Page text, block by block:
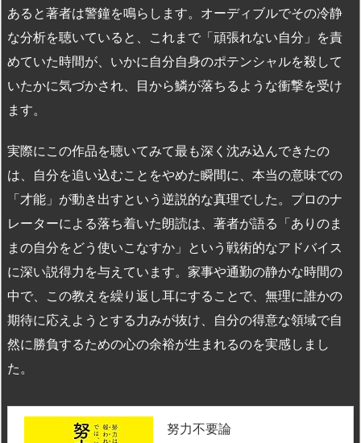
あると著者は警鐘を鳴らします。オーディブルでその冷静
な分析を聴いていると、これまで「頑張れない自分」を責
めていた時間が、いかに自分自身のポテンシャルを殺して
いたかに気づかされ、目から鱗が落ちるような衝撃を受け
ます。
実際にこの作品を聴いてみて最も深く沈み込んできたの
は、自分を追い込むことをやめた瞬間に、本当の意味での
「才能」が動き出すという逆説的な真理でした。プロのナ
レーターによる落ち着いた朗読は、著者が語る「ありのま
まの自分をどう使いこなすか」という戦術的なアドバイス
に深い説得力を与えています。家事や通勤の静かな時間の
中で、この教えを繰り返し耳にすることで、無理に誰かの
期待に応えようとする力みが抜け、自分の得意な領域で自
然に勝負するための心の余裕が生まれるのを実感しまし
た。
努力不要論